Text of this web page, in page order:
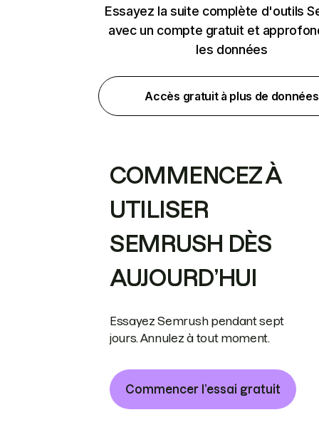
Essayez la suite complète d'outils
avec un compte gratuit et
les données
Accès gratuit à plus de données
COMMENCEZ À
UTILISER
SEMRUSH DÈS
AUJOURD’HUI
Essayez Semrush pendant sept
jours. Annulez à tout moment.
Commencer l’essai gratuit